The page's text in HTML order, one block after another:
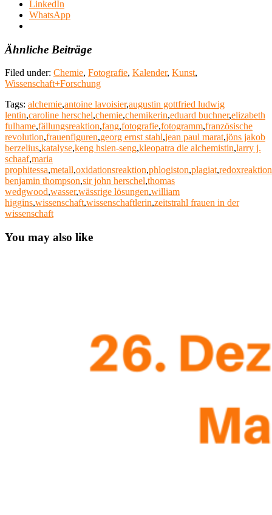
LinkedIn
WhatsApp
Ähnliche Beiträge
Filed under: Chemie, Fotografie, Kalender, Kunst,
Wissenschaft+Forschung
Tags: alchemie,antoine lavoisier,augustin gottfried ludwig
lentin,caroline herschel,chemie,chemikerin,eduard buchner,elizabeth
fulhame,fällungsreaktion,fang,fotografie,fotogramm,französische
revolution,frauenfiguren,georg ernst stahl,jean paul marat,jöns jakob
berzelius,katalyse,keng hsien-seng,kleopatra die alchemistin,larry j.
schaaf,maria
prophitessa,metall,oxidationsreaktion,phlogiston,plagiat,
benjamin thompson,sir john herschel,thomas
wedgwood,wasser,wässrige lösungen,william
higgins,wissenschaft,wissenschaftlerin,zeitstrahl frauen in der
wissenschaft
You may also like